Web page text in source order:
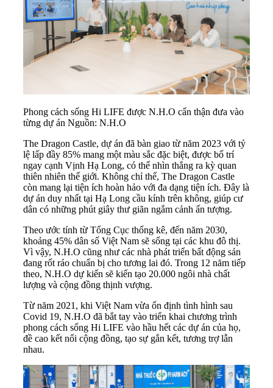
Phong cách sống Hi LIFE được N.H.O cẩn thận đưa vào
từng dự án Nguồn: N.H.O
The Dragon Castle, dự án đã bàn giao từ năm 2023 với tỷ
lệ lấp đầy 85% mang một màu sắc đặc biệt, được bố trí
ngay cạnh Vịnh Hạ Long, có thể nhìn thẳng ra kỳ quan
thiên nhiên thế giới. Không chỉ thế, The Dragon Castle
còn mang lại tiện ích hoàn hảo với đa dạng tiện ích. Đây là
dự án duy nhất tại Hạ Long cầu kính trên không, giúp cư
dân có những phút giây thư giãn ngắm cảnh ấn tượng.
Theo ước tính từ Tổng Cục thống kê, đến năm 2030,
khoảng 45% dân số Việt Nam sẽ sống tại các khu đô thị.
Vì vậy, N.H.O cũng như các nhà phát triển bất động sản
đang rốt ráo chuẩn bị cho tương lai đó. Trong 12 năm tiếp
theo, N.H.O dự kiến sẽ kiến tạo 20.000 ngôi nhà chất
lượng và cộng đồng thịnh vượng.
Từ năm 2021, khi Việt Nam vừa ổn định tình hình sau
Covid 19, N.H.O đã bắt tay vào triển khai chương trình
phong cách sống Hi LIFE vào hầu hết các dự án của họ,
đề cao kết nối cộng đồng, tạo sự gắn kết, tương trợ lẫn
nhau.